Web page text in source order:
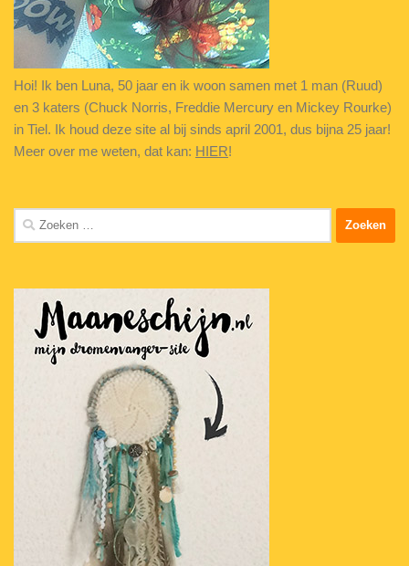
Hoi! Ik ben Luna, 50 jaar en ik woon samen met 1 man (Ruud)
en 3 katers (Chuck Norris, Freddie Mercury en Mickey Rourke)
in Tiel. Ik houd deze site al bij sinds april 2001, dus bijna 25 jaar!
Meer over me weten, dat kan: HIER!
Zoeken
naar: